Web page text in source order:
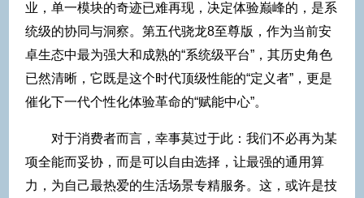
业，单一模块的奇迹已难再现，决定体验巅峰的，是系
统级的协同与洞察。第五代骁龙8至尊版，作为当前安
卓生态中最为强大和成熟的“系统级平台”，其历史角色
已然清晰，它既是这个时代顶级性能的“定义者”，更是
催化下一代个性化体验革命的“赋能中心”。
对于消费者而言，幸事莫过于此：我们不必再为某
项全能而妥协，而是可以自由选择，让最强的通用算
力，为自己最热爱的生活场景专精服务。这，或许是技